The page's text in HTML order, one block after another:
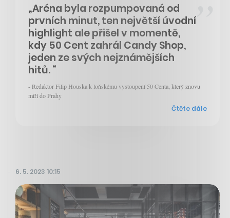
„Aréna byla rozpumpovaná od
prvních minut, ten největší úvodní
highlight ale přišel v momentě,
kdy 50 Cent zahrál Candy Shop,
jeden ze svých nejznámějších
hitů. “
- Redaktor Filip Houska k loňskému vystoupení 50 Centa, který znovu
míří do Prahy
Čtěte dále
6. 5. 2023 10:15